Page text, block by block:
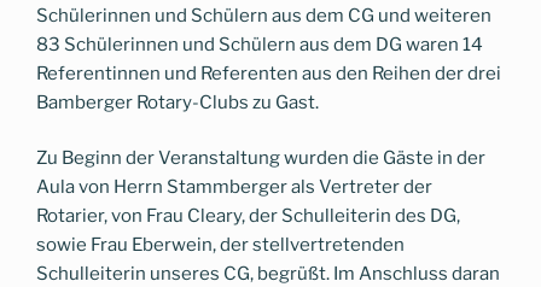
Schülerinnen und Schülern aus dem CG und weiteren
83 Schülerinnen und Schülern aus dem DG waren 14
Referentinnen und Referenten aus den Reihen der drei
Bamberger Rotary-Clubs zu Gast.
Zu Beginn der Veranstaltung wurden die Gäste in der
Aula von Herrn Stammberger als Vertreter der
Rotarier, von Frau Cleary, der Schulleiterin des DG,
sowie Frau Eberwein, der stellvertretenden
Schulleiterin unseres CG, begrüßt. Im Anschluss daran